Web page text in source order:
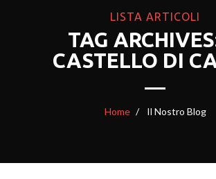
LISTA ARTICOLI
TAG
CASTELLO DI
Home Il Nostro Blog